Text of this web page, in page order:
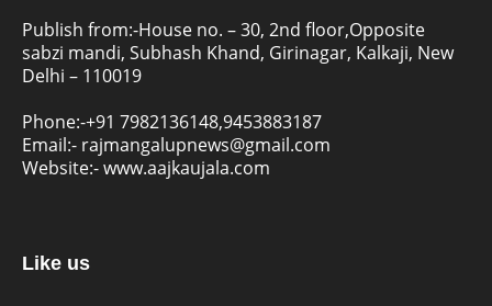
Publish from:-House no. – 30, 2nd floor,Opposite
sabzi mandi, Subhash Khand, Girinagar, Kalkaji, New
Delhi – 110019
Phone:-+91 7982136148,9453883187
Email:- rajmangalupnews@gmail.com
Website:-www.aajkaujala.com
Like us